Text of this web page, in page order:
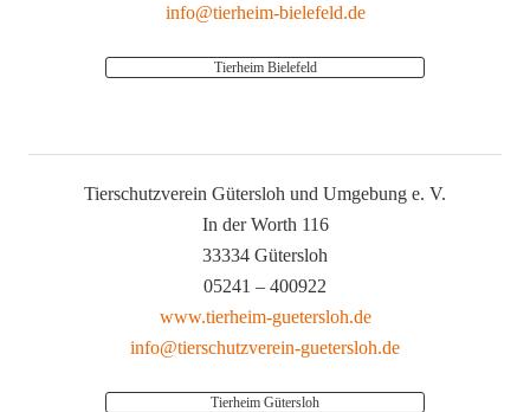
info@tierheim-bielefeld.de
Tierheim Bielefeld
Tierschutzverein Gütersloh und Umgebung e. V.
In der Worth 116
33334 Gütersloh
05241 – 400922
www.tierheim-guetersloh.de
info@tierschutzverein-guetersloh.de
Tierheim Gütersloh